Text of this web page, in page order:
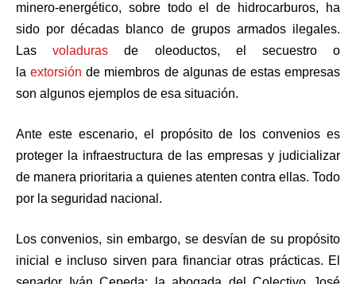
minero-energético, sobre todo el de hidrocarburos, ha
sido por décadas blanco de grupos armados ilegales.
Lasvoladuras de oleoductos, el secuestro o
laextorsión de miembros de algunas de estas empresas
son algunos ejemplos de esa situación.
Ante este escenario, el propósito de los convenios es
proteger la infraestructura de las empresas y judicializar
de manera prioritaria a quienes atenten contra ellas. Todo
por la seguridad nacional.
Los convenios, sin embargo, se desvían de su propósito
inicial e incluso sirven para financiar otras prácticas. El